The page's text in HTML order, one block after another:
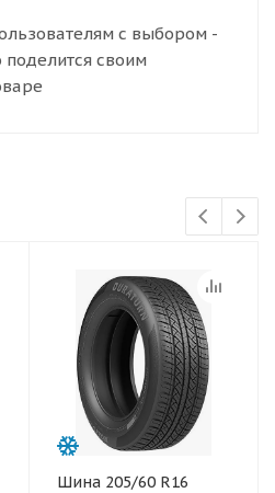
с выбором -
своим
Шина 205/60 R16